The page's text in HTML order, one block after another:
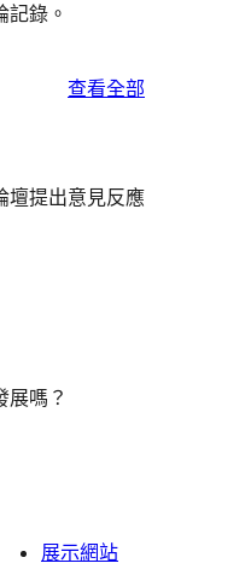
錄。
查看全部
評
壇提出意見反應
展嗎？
展示網站